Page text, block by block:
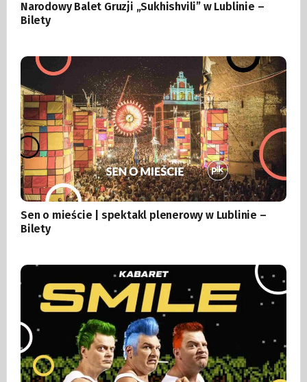
Narodowy Balet Gruzji „Sukhishvili” w Lublinie –
Bilety
Sen o mieście | spektakl plenerowy w Lublinie –
Bilety